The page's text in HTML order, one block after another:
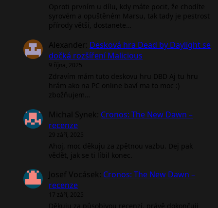
Oproti prvním u dílu, kdy máte pocit, že chodíte
syrovém a opuštěném Marsu, tak tady je pestrost
přírody větší, dostanete…
Alexander: Desková hra Dead by Daylight se
dočká rozšíření Malicious
9 října, 2025
Zdravím mám tuto deskovu hru DBD Aj tu hru
hrám ako na PC online baví ma to moc :)
zbožňujem…
Michal Synek: Cronos: The New Dawn –
recenze
29 září, 2025
Ahoj, moc děkuju za zpětnou vazbu. Dej pak
vědět, jak se ti líbil konec.
Josef Vocásek: Cronos: The New Dawn –
recenze
17 září, 2025
Děkuju za působivou recenzí, právě dokončuji